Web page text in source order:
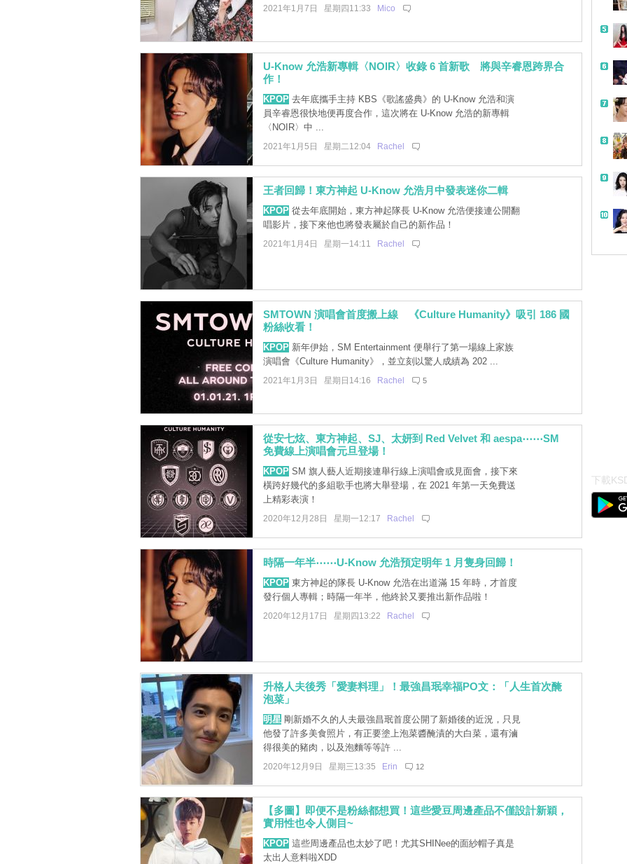
2021年1月7日 星期四11:33 Mico
U-Know 允浩新專輯〈NOIR〉收錄 6 首新歌 將與辛睿恩跨界合
作！
KPOP去年底攜手主持 KBS《歌謠盛典》的 U-Know 允浩和演
員辛睿恩很快地便再度合作，這次將在 U-Know 允浩的新專輯
〈NOIR〉中 ...
2021年1月5日 星期二12:04 Rachel
王者回歸！東方神起 U-Know 允浩月中發表迷你二輯
KPOP從去年底開始，東方神起隊長 U-Know 允浩便接連公開翻
唱影片，接下來他也將發表屬於自己的新作品！
2021年1月4日 星期一14:11 Rachel
SMTOWN 演唱會首度搬上線 《Culture Humanity》吸引 186 國
粉絲收看！
KPOP新年伊始，SM Entertainment 便舉行了第一場線上家族
演唱會《Culture Humanity》，並立刻以驚人成績為 202 ...
2021年1月3日 星期日14:16 Rachel 5
從安七炫、東方神起、SJ、太妍到 Red Velvet 和 aespa⋯⋯SM
免費線上演唱會元旦登場！
KPOPSM 旗人藝人近期接連舉行線上演唱會或見面會，接下來
橫跨好幾代的多組歌手也將大舉登場，在 2021 年第一天免費送
上精彩表演！
2020年12月28日 星期一12:17 Rachel
時隔一年半⋯⋯U-Know 允浩預定明年 1 月隻身回歸！
KPOP東方神起的隊長 U-Know 允浩在出道滿 15 年時，才首度
發行個人專輯；時隔一年半，他終於又要推出新作品啦！
2020年12月17日 星期四13:22 Rachel
升格人夫後秀「愛妻料理」！最強昌珉幸福PO文：「人生首次醃
泡菜」
明星剛新婚不久的人夫最強昌珉首度公開了新婚後的近況，只見
他發了許多美食照片，有正要塗上泡菜醬醃漬的大白菜，還有滷
得很美的豬肉，以及泡麵等等許 ...
2020年12月9日 星期三13:35 Erin 12
【多圖】即便不是粉絲都想買！這些愛豆周邊產品不僅設計新穎，
實用性也令人側目~
KPOP這些周邊產品也太妙了吧！尤其SHINee的面紗帽子真是
太出人意料啦XDD
帶
下載